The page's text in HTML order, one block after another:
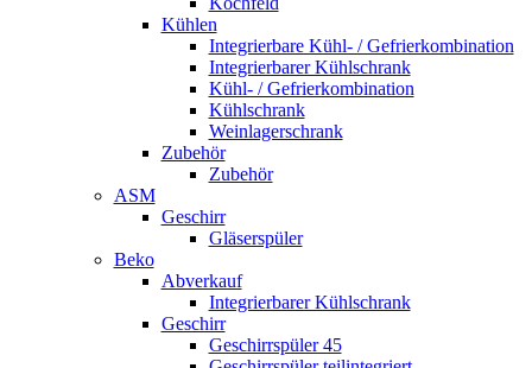
Kühlen
Integrierbare Kühl- / Gefrierkombination
Integrierbarer Kühlschrank
Kühl- / Gefrierkombination
Kühlschrank
Weinlagerschrank
Zubehör
Zubehör
ASM
Geschirr
Gläserspüler
Beko
Abverkauf
Integrierbarer Kühlschrank
Geschirr
Geschirrspüler 45